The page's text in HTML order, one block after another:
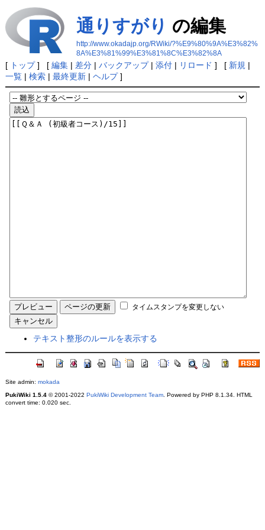
通りすがり の編集
http://www.okadajp.org/RWiki/?%E9%80%9A%E3%82%
8A%E3%81%99%E3%81%8C%E3%82%8A
[ トップ] [ 編集| 差分| バックアップ| 添付| リロード ] [ 新規 |
一覧| 検索| 最終更新| ヘルプ]
タイムスタンプを変更しない
テキスト整形のルールを表示する
Site admin: mokada
PukiWiki 1.5.4© 2001-2022 PukiWiki Development Team. Powered by PHP 8.1.34. HTML
convert time: 0.020 sec.